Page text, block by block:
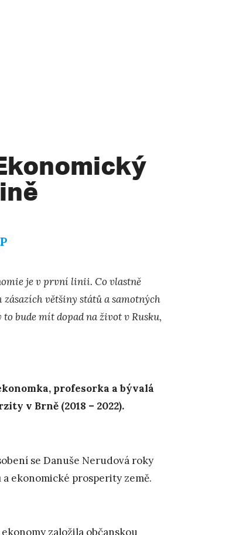
je v první linii. Co vlastně
většiny států a samotných
bude mít dopad na život v Rusku,
profesorka a bývalá
v Brně (2018 – 2022).
se Danuše Nerudová roky
ekonomické prosperity země.
založila občanskou